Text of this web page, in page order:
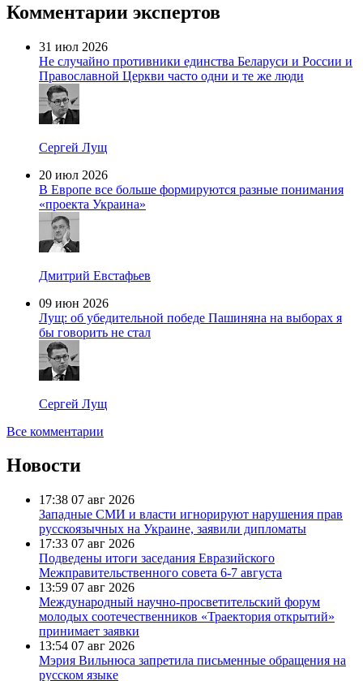
Комментарии экспертов
31 июл 2026
Не случайно противники единства Беларуси и России и
Православной Церкви часто одни и те же люди
Сергей Лущ
20 июл 2026
В Европе все больше формируются разные понимания
«проекта Украина»
Дмитрий Евстафьев
09 июн 2026
Лущ: об убедительной победе Пашиняна на выборах я
бы говорить не стал
Сергей Лущ
Все комментарии
Новости
17:38 07 авг 2026
Западные СМИ и власти игнорируют нарушения прав
русскоязычных на Украине, заявили дипломаты
17:33 07 авг 2026
Подведены итоги заседания Евразийского
Межправительственного совета 6-7 августа
13:59 07 авг 2026
Международный научно-просветительский форум
молодых соотечественников «Траектория открытий»
принимает заявки
13:54 07 авг 2026
Мэрия Вильнюса запретила письменные обращения на
русском языке